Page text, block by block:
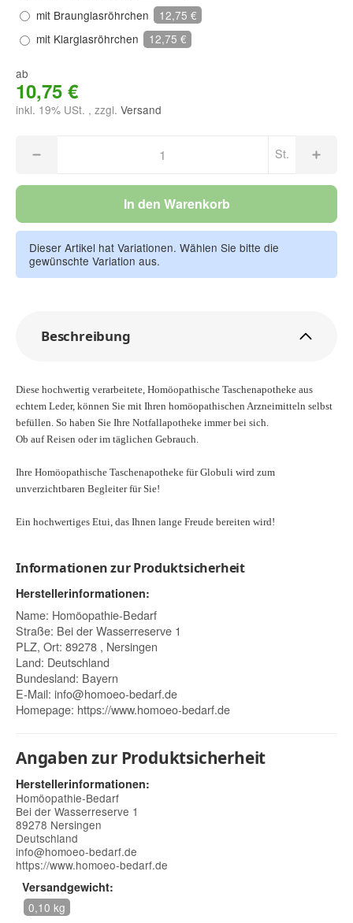
mit Braunglasröhrchen
12,75 €
mit Klarglasröhrchen
12,75 €
ab
10,75 €
inkl. 19% USt. , zzgl. Versand
St.
In den Warenkorb
Dieser Artikel hat Variationen. Wählen Sie bitte die
gewünschte Variation aus.
Beschreibung
Diese hochwertig verarbeitete, Homöopathische Taschenapotheke aus
echtem Leder, können Sie mit Ihren homöopathischen Arzneimitteln selbst
befüllen. So haben Sie Ihre Notfallapotheke immer bei sich.
Ob auf Reisen oder im täglichen Gebrauch.
Ihre Homöopathische Taschenapotheke für Globuli wird zum
unverzichtbaren Begleiter für Sie!
Ein hochwertiges Etui, das Ihnen lange Freude bereiten wird!
Informationen zur Produktsicherheit
Herstellerinformationen:
Name: Homöopathie-Bedarf
Straße: Bei der Wasserreserve 1
PLZ, Ort: 89278 , Nersingen
Land: Deutschland
Bundesland: Bayern
E-Mail: info@homoeo-bedarf.de
Homepage: https://www.homoeo-bedarf.de
Angaben zur Produktsicherheit
Herstellerinformationen:
Homöopathie-Bedarf
Bei der Wasserreserve 1
89278 Nersingen
Deutschland
info@homoeo-bedarf.de
https://www.homoeo-bedarf.de
Versandgewicht:
0,10 kg